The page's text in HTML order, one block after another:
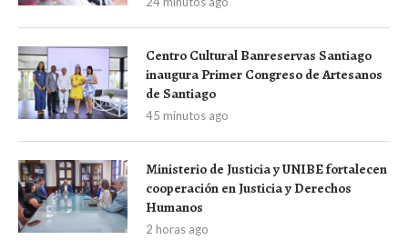
Centro Cultural Banreservas Santiago
inaugura Primer Congreso de Artesanos
de Santiago
45 minutos ago
Ministerio de Justicia y UNIBE fortalecen
cooperación en Justicia y Derechos
Humanos
2 horas ago